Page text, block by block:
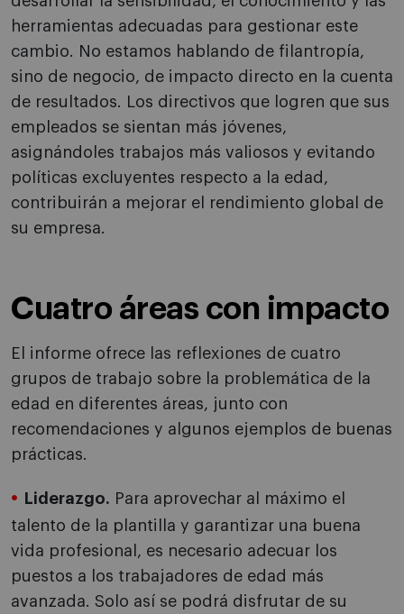
herramientas adecuadas para gestionar este
cambio. No estamos hablando de filantropía,
sino de negocio, de impacto directo en la cuenta
de resultados. Los directivos que logren que sus
empleados se sientan más jóvenes,
asignándoles trabajos más valiosos y evitando
políticas excluyentes respecto a la edad,
contribuirán a mejorar el rendimiento global de
su empresa.
Cuatro áreas con impacto
El informe ofrece las reflexiones de cuatro
grupos de trabajo sobre la problemática de la
edad en diferentes áreas, junto con
recomendaciones y algunos ejemplos de buenas
prácticas.
Liderazgo. Para aprovechar al máximo el
talento de la plantilla y garantizar una buena
vida profesional, es necesario adecuar los
puestos a los trabajadores de edad más
avanzada. Solo así se podrá disfrutar de su